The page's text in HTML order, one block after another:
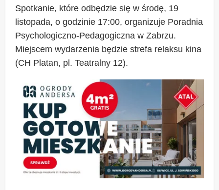
Spotkanie, które odbędzie się w środę, 19
listopada, o godzinie 17:00, organizuje Poradnia
Psychologiczno-Pedagogiczna w Zabrzu.
Miejscem wydarzenia będzie strefa relaksu kina
(CH Platan, pl. Teatralny 12).